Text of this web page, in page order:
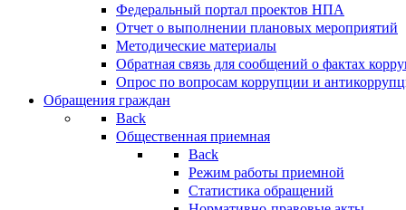
Федеральный портал проектов НПА
Отчет о выполнении плановых мероприятий
Методические материалы
Обратная связь для сообщений о фактах
Опрос по вопросам коррупции и
Обращения граждан
Back
Общественная приемная
Back
Режим работы приемной
Статистика обращений